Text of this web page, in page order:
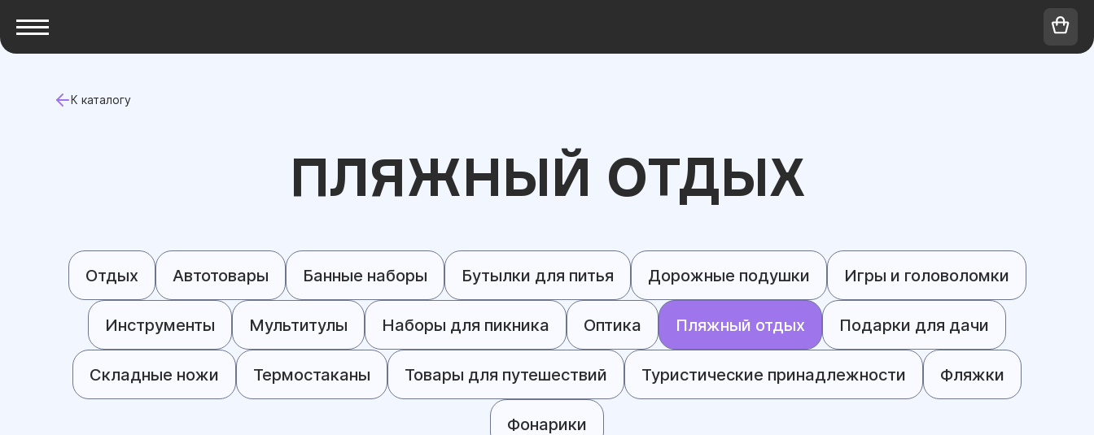
К каталогу
ПЛЯЖНЫЙ ОТДЫХ
Отдых Автотовары Банные наборы Бутылки для питья Дорожные подушки Игры и головоломки
Инструменты Мультитулы Наборы для пикника Оптика Пляжный отдых Подарки для дачи
Складные ножи Термостаканы Товары для путешествий Туристические принадлежности Фляжки
Фонарики